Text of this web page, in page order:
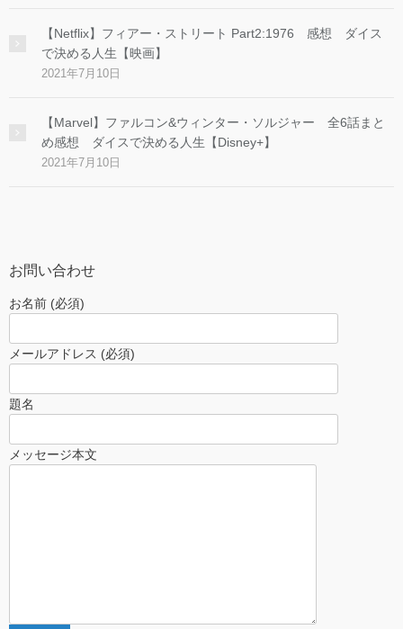
【Netflix】フィアー・ストリート Part2:1976 感想 ダイス
で決める人生【映画】
2021年7月10日
【Marvel】ファルコン&ウィンター・ソルジャー 全6話まと
め感想 ダイスで決める人生【Disney+】
2021年7月10日
お問い合わせ
お名前 (必須)
メールアドレス (必須)
題名
メッセージ本文